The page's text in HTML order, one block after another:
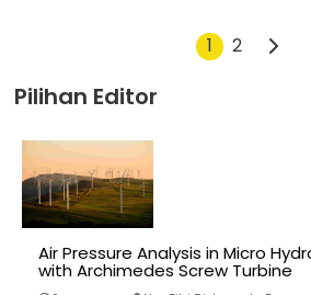
1 2
Pilihan Editor
Air Pressure Analysis in Micro
with Archimedes Screw Turbine